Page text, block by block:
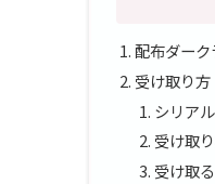
配布ダー
受け取り方
シリア
受け取
受け取